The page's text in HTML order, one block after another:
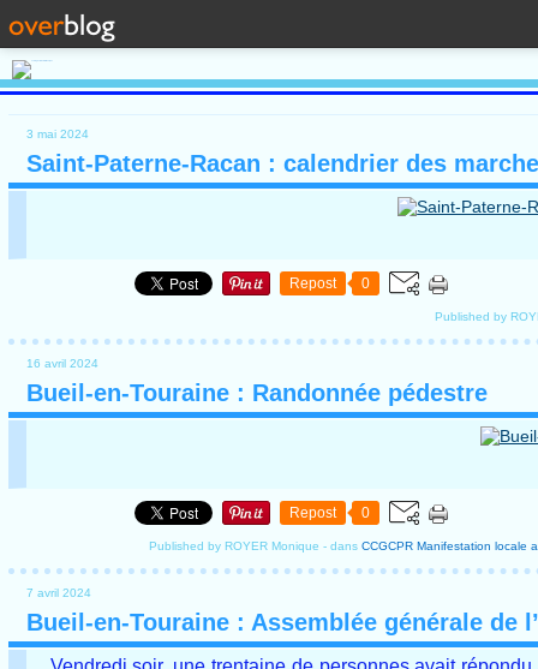
3 mai 2024
Saint-Paterne-Racan : calendrier des
Repost 0
Published by
16 avril 2024
Bueil-en-Touraine : Randonnée pédestre
Repost 0
Published by ROYER Monique -dans CCGCPR Manifestation locale
7 avril 2024
Bueil-en-Touraine : Assemblée générale de